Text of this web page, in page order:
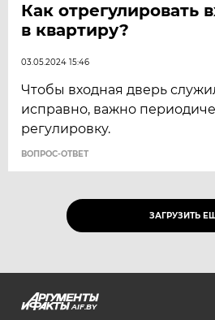
Как отрегулировать
в квартиру?
03.05.2024 15:46
Чтобы входная дверь
исправно, важно
регулировку.
ВОПРОС-ОТВЕТ
ЗАГРУЗИТЬ
AIF.BY